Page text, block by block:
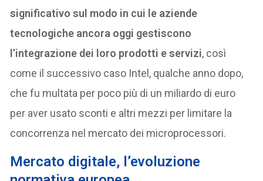
significativo sul modo in cui le aziende
tecnologiche ancora oggi gestiscono
l’integrazione dei loro prodotti e servizi, così
come il successivo caso Intel, qualche anno dopo,
che fu multata per poco più di un miliardo di euro
per aver usato sconti e altri mezzi per limitare la
concorrenza nel mercato dei microprocessori.
Mercato digitale, l’evoluzione